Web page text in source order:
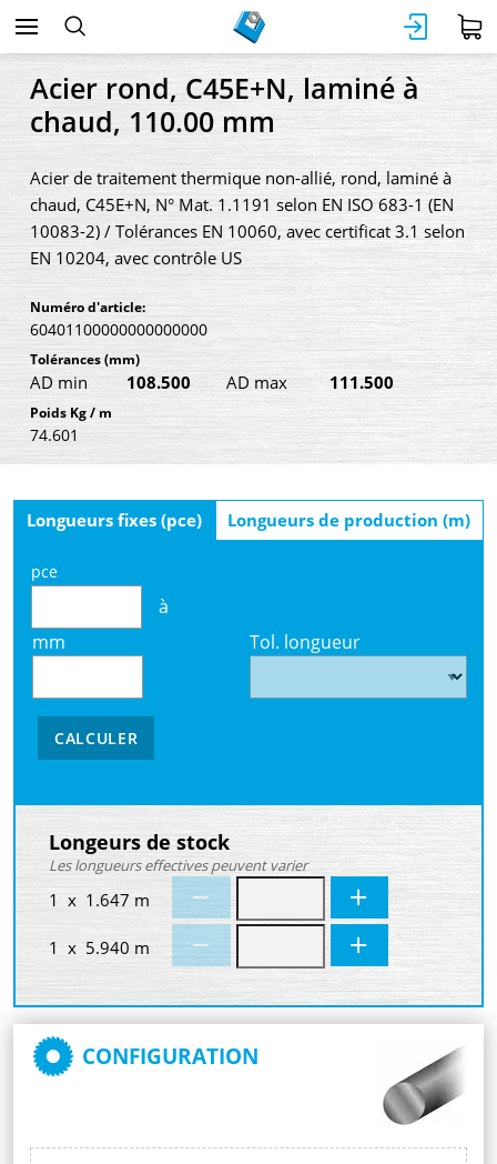
Acier rond, C45E+N, laminé à
chaud, 110.00 mm
Acier de traitement thermique non-allié, rond, laminé à
chaud, C45E+N, N° Mat. 1.1191 selon EN ISO 683-1 (EN
10083-2) / Tolérances EN 10060, avec certificat 3.1 selon
EN 10204, avec contrôle US
Numéro d'article:
60401100000000000000
Tolérances(mm)
AD min 108.500 AD max 111.500
Poids Kg / m
74.601
Longueurs fixes (pce) Longueurs de production (m)
pce
à
mm
Tol. longueur
CALCULER
Longeurs de stock
Les longueurs effectives peuvent varier
1 x 1.647 m
1 x 5.940 m
CONFIGURATION